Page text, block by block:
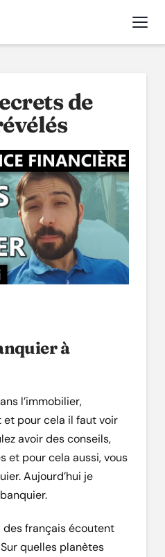
de
à
l’immobilier,
et pour cela il faut voir
avoir des conseils,
et pour cela aussi, vous
Aujourd’hui je
des français écoutent
quelles planètes